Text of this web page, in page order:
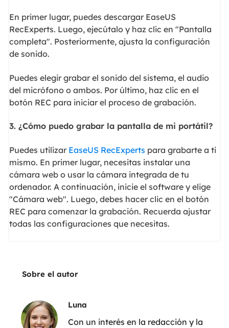
En primer lugar, puedes descargar EaseUS
RecExperts. Luego, ejecútalo y haz clic en "Pantalla
completa". Posteriormente, ajusta la configuración
de sonido.
Puedes elegir grabar el sonido del sistema, el audio
del micrófono o ambos. Por último, haz clic en el
botón REC para iniciar el proceso de grabación.
3. ¿Cómo puedo grabar la pantalla de mi portátil?
Puedes utilizar EaseUS RecExperts para grabarte a ti
mismo. En primer lugar, necesitas instalar una
cámara web o usar la cámara integrada de tu
ordenador. A continuación, inicie el software y elige
"Cámara web". Luego, debes hacer clic en el botón
REC para comenzar la grabación. Recuerda ajustar
todas las configuraciones que necesitas.
Sobre el autor
Luna
Con un interés en la redacción y la